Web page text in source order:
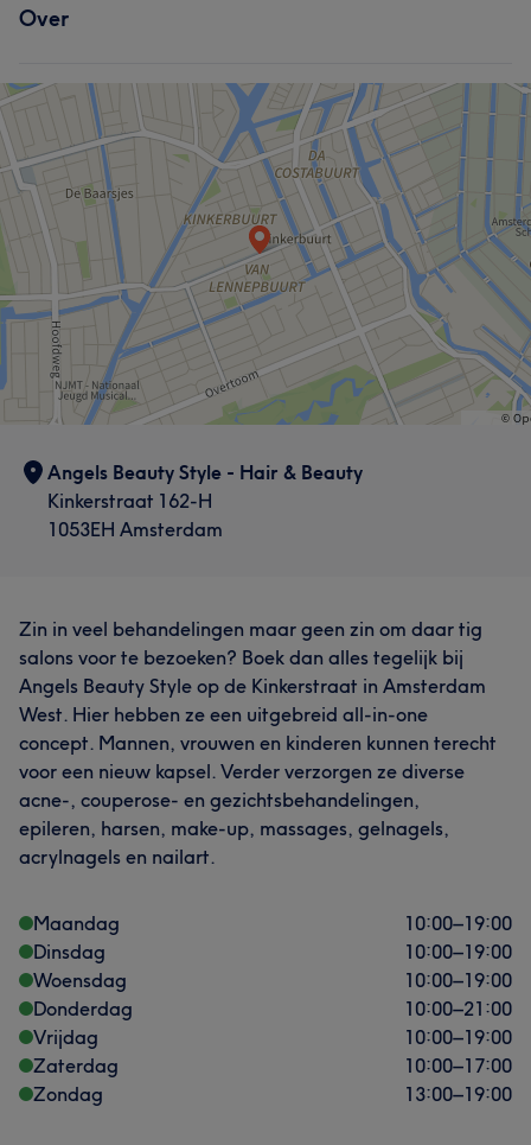
Over
Angels Beauty Style - Hair & Beauty
Kinkerstraat 162-H
1053EH Amsterdam
Zin in veel behandelingen maar geen zin om daar tig
salons voor te bezoeken? Boek dan alles tegelijk bij
Angels Beauty Style op de Kinkerstraat in Amsterdam
West. Hier hebben ze een uitgebreid all-in-one
concept. Mannen, vrouwen en kinderen kunnen terecht
voor een nieuw kapsel. Verder verzorgen ze diverse
acne-, couperose- en gezichtsbehandelingen,
epileren, harsen, make-up, massages, gelnagels,
acrylnagels en nailart.
Maandag 10:00–19:00
Dinsdag
10:00–19:00
Woensdag
10:00–19:00
Donderdag
10:00–21:00
Vrijdag
10:00–19:00
Zaterdag
10:00–17:00
Zondag
13:00–19:00